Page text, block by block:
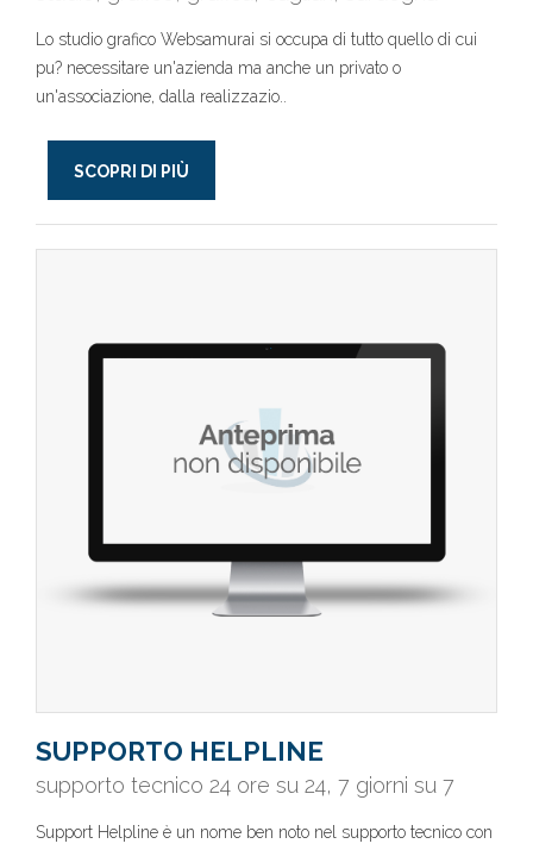
Lo studio grafico Websamurai si occupa di tutto quello di cui
pu? necessitare un'azienda ma anche un privato o
un'associazione, dalla realizzazio..
SCOPRI DI PIÙ
SUPPORTO HELPLINE
supporto tecnico 24 ore su 24, 7 giorni su 7
Support Helpline è un nome ben noto nel supporto tecnico con